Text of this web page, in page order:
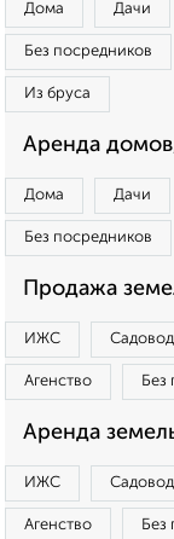
Дома Дачи
Без посредников
Из бруса
Аренда
Дома Дачи
Без посредников
Продажа
ИЖС
Агенство Без
Аренда
ИЖС
Агенство Без